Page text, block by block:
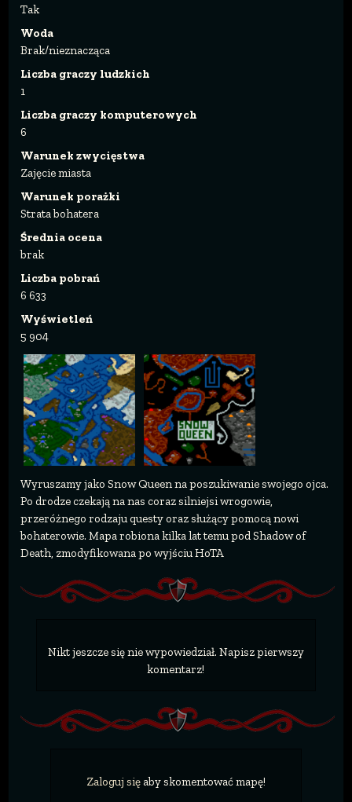
Tak
Woda
Brak/nieznacząca
Liczba graczy ludzkich
1
Liczba graczy komputerowych
6
Warunek zwycięstwa
Zajęcie miasta
Warunek porażki
Strata bohatera
Średnia ocena
brak
Liczba pobrań
6 633
Wyświetleń
5 904
Wyruszamy jako Snow Queen na poszukiwanie swojego ojca.
Po drodze czekają na nas coraz silniejsi wrogowie,
przeróżnego rodzaju questy oraz służący pomocą nowi
bohaterowie. Mapa robiona kilka lat temu pod Shadow of
Death, zmodyfikowana po wyjściu HoTA
Nikt jeszcze się nie wypowiedział. Napisz pierwszy
komentarz!
Zaloguj sięaby skomentować mapę!